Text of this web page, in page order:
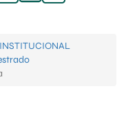
INSTITUCIONAL